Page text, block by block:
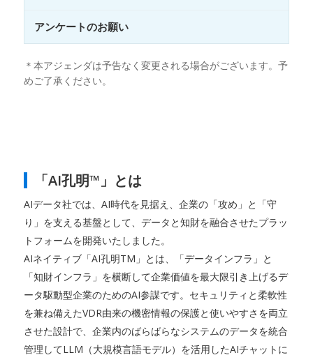
アンケートのお願い
＊本アジェンダは予告なく変更される場合がございます。予
めご了承ください。
「AI孔明™」とは
AIデータ社では、AI時代を見据え、企業の「攻め」と「守
り」を支える基盤として、データと知財を融合させたプラッ
トフォームを開発いたしました。
AIネイティブ「AI孔明TM」とは、「データインフラ」と
「知財インフラ」を横断して企業価値を最大限引き上げるデ
ータ駆動型企業のためのAI参謀です。セキュリティと柔軟性
を兼ね備えたVDR由来の機密情報の保護と使いやすさを両立
させた設計で、企業内のばらばらなシステムのデータを統合
管理してLLM（大規模言語モデル）を活用したAIチャットに